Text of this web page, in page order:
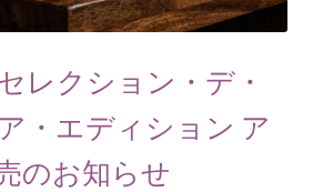
レクション・デ・
・エディション ア
のお知らせ